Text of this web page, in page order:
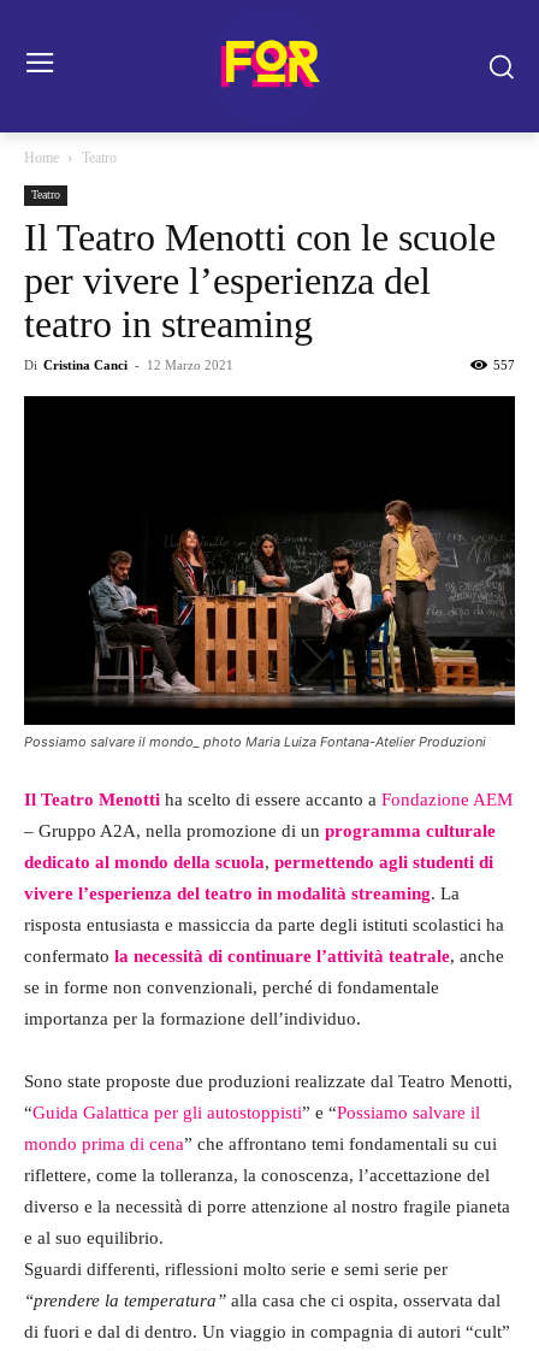
Home Teatro
Teatro
Il Teatro Menotti con le scuole
per vivere l’esperienza del
teatro in streaming
Di Cristina Canci - 12 Marzo 2021 557
Possiamo salvare il mondo_ photo Maria Luiza Fontana-Atelier Produzioni
Il Teatro Menotti ha scelto di essere accanto a Fondazione AEM
– Gruppo A2A, nella promozione di un programma culturale
dedicato al mondo della scuola, permettendo agli studenti di
vivere l’esperienza del teatro in modalità streaming. La
risposta entusiasta e massiccia da parte degli istituti scolastici ha
confermato la necessità di continuare l’attività teatrale, anche
se in forme non convenzionali, perché di fondamentale
importanza per la formazione dell’individuo.
Sono state proposte due produzioni realizzate dal Teatro Menotti,
“Guida Galattica per gli autostoppisti” e “Possiamo salvare il
mondo prima di cena” che affrontano temi fondamentali su cui
riflettere, come la tolleranza, la conoscenza, l’accettazione del
diverso e la necessità di porre attenzione al nostro fragile pianeta
e al suo equilibrio.
Sguardi differenti, riflessioni molto serie e semi serie per
“prendere la temperatura” alla casa che ci ospita, osservata dal
di fuori e dal di dentro. Un viaggio in compagnia di autori “cult”